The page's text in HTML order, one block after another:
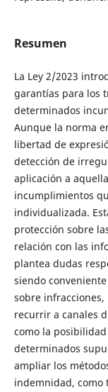
Resumen
La Ley 2/2023
garantías para los
determinados
Aunque la norma
libertad de
detección de
aplicación a
incumplimientos
individualizada.
protección sobre
relación con las
plantea dudas
siendo
sobre
recurrir a canales
como la
determinados
ampliar los
indemnidad, como